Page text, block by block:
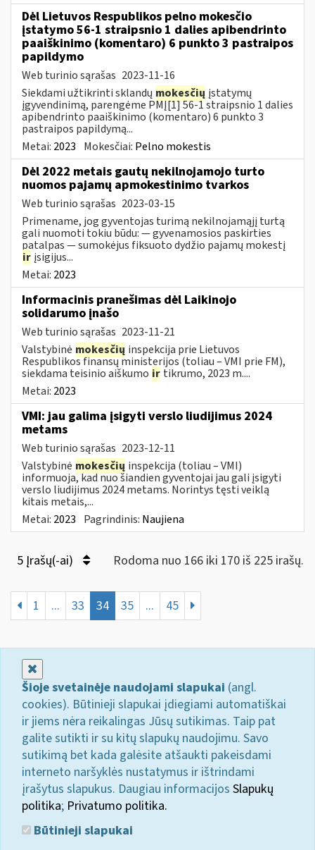
Dėl Lietuvos Respublikos pelno mokesčio
įstatymo 56-1 straipsnio 1 dalies apibendrinto
paaiškinimo (komentaro) 6 punkto 3 pastraipos
papildymo
Web turinio sąrašas 2023-11-16
Siekdami užtikrinti sklandų mokesčių įstatymų
įgyvendinimą, parengėme PMĮ[1] 56-1 straipsnio 1 dalies
apibendrinto paaiškinimo (komentaro) 6 punkto 3
pastraipos papildymą...
Metai: 2023 Mokesčiai: Pelno mokestis
Dėl 2022 metais gautų nekilnojamojo turto
nuomos pajamų apmokestinimo tvarkos
Web turinio sąrašas 2023-03-15
Primename, jog gyventojas turimą nekilnojamąjį turtą
gali nuomoti tokiu būdu: — gyvenamosios paskirties
patalpas — sumokėjus fiksuoto dydžio pajamų mokestį
ir įsigijus...
Metai: 2023
Informacinis pranešimas dėl Laikinojo
solidarumo įnašo
Web turinio sąrašas 2023-11-21
Valstybinė mokesčių inspekcija prie Lietuvos
Respublikos finansų ministerijos (toliau – VMI prie FM),
siekdama teisinio aiškumo ir tikrumo, 2023 m....
Metai: 2023
VMI: jau galima įsigyti verslo liudijimus 2024
metams
Web turinio sąrašas 2023-12-11
Valstybinė mokesčių inspekcija (toliau – VMI)
informuoja, kad nuo šiandien gyventojai jau gali įsigyti
verslo liudijimus 2024 metams. Norintys tęsti veiklą
kitais metais,...
Metai: 2023 Pagrindinis: Naujiena
5 Įrašų(-ai) Rodoma nuo 166 iki 170 iš 225 irašų.
1 ... 33 34 35 ... 45
Šioje svetainėje naudojami slapukai (angl.
cookies). Būtinieji slapukai įdiegiami automatiškai
ir jiems nėra reikalingas Jūsų sutikimas. Taip pat
galite sutikti ir su kitų slapukų naudojimu. Savo
sutikimą bet kada galėsite atšaukti pakeisdami
interneto naršyklės nustatymus ir ištrindami
įrašytus slapukus. Daugiau informacijos Slapukų
politika; Privatumo politika.
Būtinieji slapukai